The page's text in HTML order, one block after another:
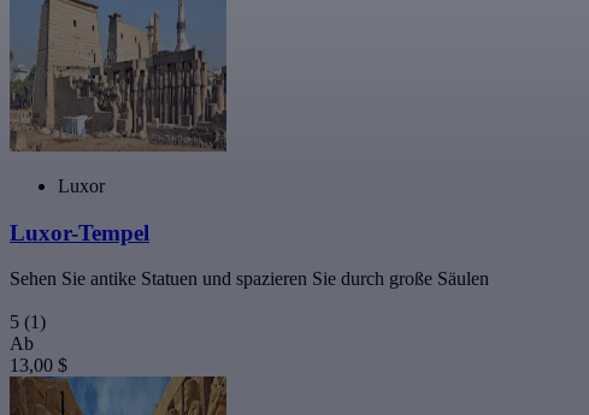
Luxor
Luxor-Tempel
Sehen Sie antike Statuen und spazieren Sie durch große Säulen
5 (1)
Ab
13,00 $